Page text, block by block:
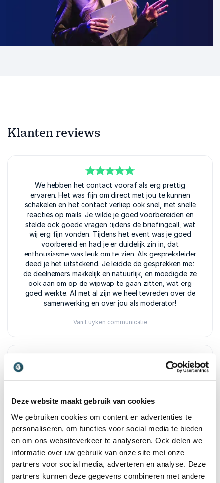
Deze website maakt gebruik van cookies
We gebruiken cookies om content en advertenties te
personaliseren, om functies voor social media te bieden
en om ons websiteverkeer te analyseren. Ook delen we
informatie over uw gebruik van onze site met onze
partners voor social media, adverteren en analyse. Deze
partners kunnen deze gegevens combineren met andere
Klanten reviews
van 5
We hebben het contact vooraf als erg prettig
ervaren. Het was fijn om direct met jou te kunnen
schakelen en het contact verliep ook snel, met snelle
reacties op mails. Je wilde je goed voorbereiden en
stelde ook goede vragen tijdens de briefingcall, wat
wij erg fijn vonden. Tijdens het event was je goed
voorbereid en had je er duidelijk zin in, dat
enthousiasme was leuk om te zien. Als gespreksleider
deed je het uitstekend. Je leidde de gesprekken met
de deelnemers makkelijk en natuurlijk, en moedigde ze
ook aan om op de wipwap te gaan zitten, wat erg
goed werkte. Al met al zijn we heel tevreden over de
samenwerking en over jou als moderator!
Van Luyken communicatie
L. Voermans
5van5
Nicola was een professionele, toegewijde en
+Toon alle 5 beoordelingen